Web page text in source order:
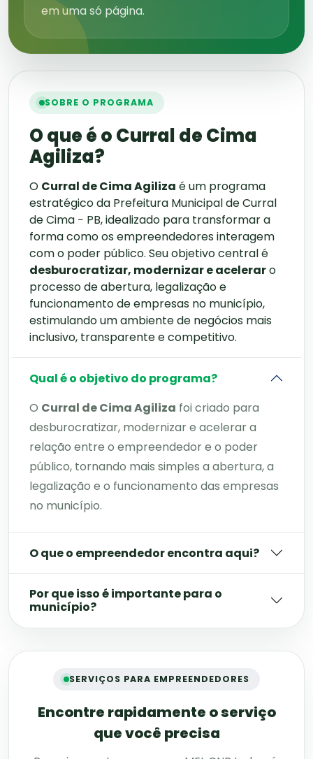
em uma só página.
SOBRE O PROGRAMA
O que é o Curral de Cima
Agiliza?
O Curral de Cima Agiliza é um programa
estratégico da Prefeitura Municipal de Curral
de Cima − PB, idealizado para transformar a
forma como os empreendedores interagem
com o poder público. Seu objetivo central é
desburocratizar, modernizar e aceleraro
processo de abertura, legalização e
funcionamento de empresas no município,
estimulando um ambiente de negócios mais
inclusivo, transparente e competitivo.
Qual é o objetivo do programa?
O Curral de Cima Agiliza foi criado para
desburocratizar, modernizar e acelerar a
relação entre o empreendedor e o poder
público, tornando mais simples a abertura, a
legalização e o funcionamento das empresas
no município.
O que o empreendedor encontra aqui?
Por que isso é importante para o
município?
SERVIÇOS PARA EMPREENDEDORES
Encontre rapidamente o serviço
que você precisa